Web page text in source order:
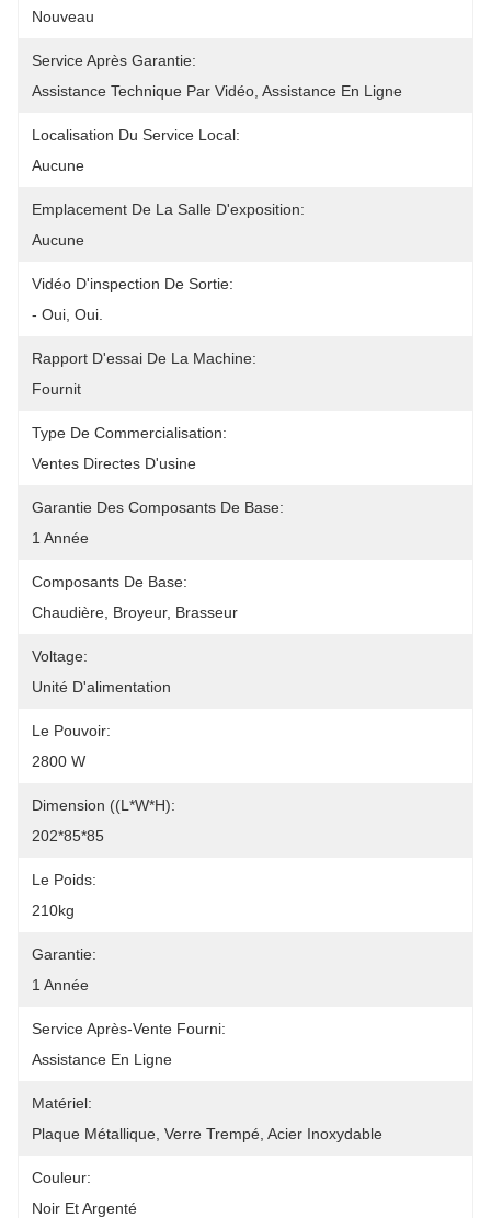
Nouveau
Service Après Garantie:
Assistance Technique Par Vidéo, Assistance En Ligne
Localisation Du Service Local:
Aucune
Emplacement De La Salle D'exposition:
Aucune
Vidéo D'inspection De Sortie:
- Oui, Oui.
Rapport D'essai De La Machine:
Fournit
Type De Commercialisation:
Ventes Directes D'usine
Garantie Des Composants De Base:
1 Année
Composants De Base:
Chaudière, Broyeur, Brasseur
Voltage:
Unité D'alimentation
Le Pouvoir:
2800 W
Dimension ((L*W*H):
202*85*85
Le Poids:
210kg
Garantie:
1 Année
Service Après-Vente Fourni:
Assistance En Ligne
Matériel:
Plaque Métallique, Verre Trempé, Acier Inoxydable
Couleur:
Noir Et Argenté